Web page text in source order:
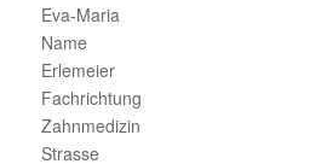
Eva-Maria
Name
Erlemeier
Fachrichtung
Zahnmedizin
Strasse